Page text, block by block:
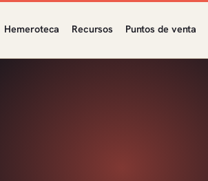
Hemeroteca Recursos Puntos de venta